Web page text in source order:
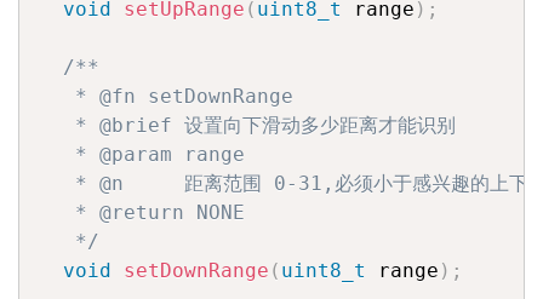
void setUpRange ( uint8_t range ) ;
/**
   * @fn setDownRange
   * @brief 设置向下滑动多少距离才能识别
   * @param range
* @n     距离范围 0-31,必须小于感兴趣的上下
   * @return NONE
   */
void
setDownRange ( uint8_t range ) ;